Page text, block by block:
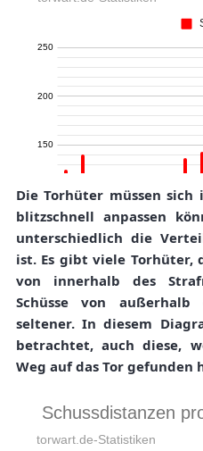
Die Torhüter müssen
blitzschnell anpassen
unterschiedlich die
ist. Es gibt viele Torhüter,
von innerhalb des
Schüsse von
seltener. In diesem
betrachtet, auch diese,
Weg auf das Tor gefunden